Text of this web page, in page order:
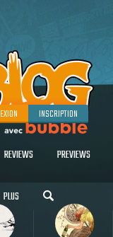
INSCRIPTION
REVIEWS PREVIEWS
PLUS